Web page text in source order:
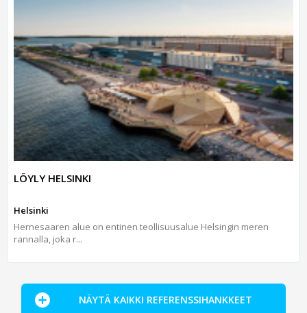
LÖYLY HELSINKI
Helsinki
Hernesaaren alue on entinen teollisuusalue Helsingin meren
rannalla, joka r...
NÄYTÄ KAIKKI REFERENSSIHANKKEET